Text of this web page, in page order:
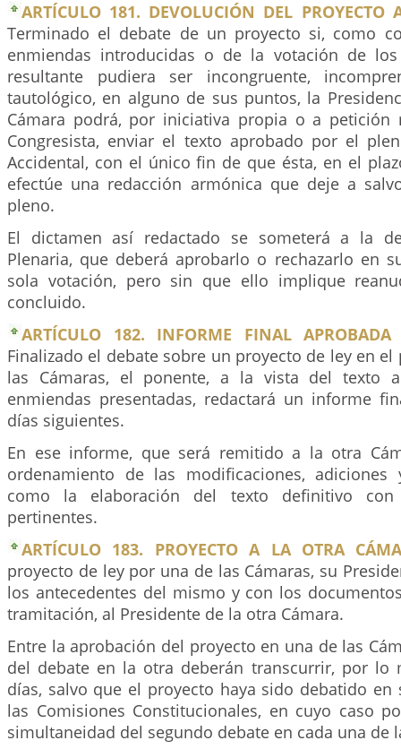
ARTÍCULO 181. DEVOLUCIÓN DEL
Terminado el debate de un proyecto si, como
enmiendas introducidas o de la votación de
resultante pudiera ser incongruente,
tautológico, en alguno de sus puntos, la
Cámara podrá, por iniciativa propia o a petición
Congresista, enviar el texto aprobado por el
Accidental, con el único fin de que ésta, en el
efectúe una redacción armónica que deje a
pleno.
El dictamen así redactado se someterá a la
Plenaria, que deberá aprobarlo o rechazarlo en
sola votación, pero sin que ello implique
concluido.
ARTÍCULO 182. INFORME FINAL
Finalizado el debate sobre un proyecto de ley en
las Cámaras, el ponente, a la vista del texto
enmiendas presentadas, redactará un informe
días siguientes.
En ese informe, que será remitido a la otra
ordenamiento de las modificaciones, adiciones
como la elaboración del texto definitivo con
pertinentes.
ARTÍCULO 183. PROYECTO A LA OTRA
proyecto de ley por una de las Cámaras, su
los antecedentes del mismo y con los
tramitación, al Presidente de la otra Cámara.
Entre la aprobación del proyecto en una de las
del debate en la otra deberán transcurrir, por lo
días, salvo que el proyecto haya sido debatido en
las Comisiones Constitucionales, en cuyo caso
simultaneidad del segundo debate en cada una de